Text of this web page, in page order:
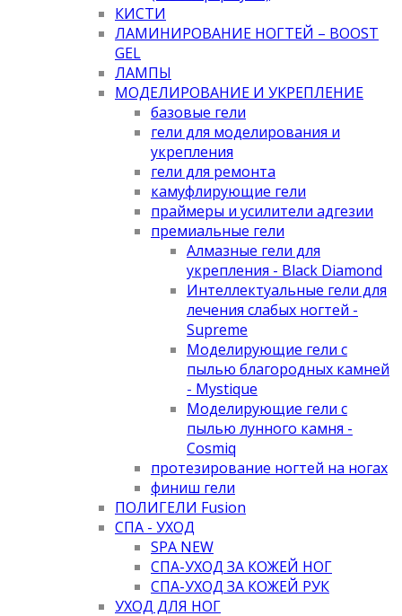
КИСТИ
ЛАМИНИРОВАНИЕ НОГТЕЙ – BOOST
GEL
ЛАМПЫ
МОДЕЛИРОВАНИЕ И УКРЕПЛЕНИЕ
базовые гели
гели для моделирования и
укрепления
гели для ремонта
камуфлирующие гели
праймеры и усилители адгезии
премиальные гели
Алмазные гели для
укрепления - Black Diamond
Интеллектуальные гели для
лечения слабых ногтей -
Supreme
Моделирующие гели с
пылью благородных камней
- Mystique
Моделирующие гели с
пылью лунного камня -
Cosmiq
протезирование ногтей на ногах
финиш гели
ПОЛИГЕЛИ Fusion
СПА - УХОД
SPA NEW
СПА-УХОД ЗА КОЖЕЙ НОГ
СПА-УХОД ЗА КОЖЕЙ РУК
УХОД ДЛЯ НОГ